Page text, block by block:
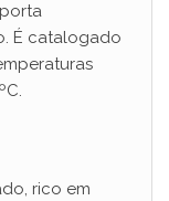
É catalogado
rico em